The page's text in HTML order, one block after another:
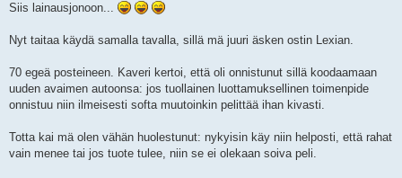
Siis lainausjonoon...
Nyt taitaa käydä samalla tavalla, sillä mä juuri äsken ostin Lexian.
70 egeä posteineen. Kaveri kertoi, että oli onnistunut sillä koodaamaan
uuden avaimen autoonsa: jos tuollainen luottamuksellinen toimenpide
onnistuu niin ilmeisesti softa muutoinkin pelittää ihan kivasti.
Totta kai mä olen vähän huolestunut: nykyisin käy niin helposti, että rahat
vain menee tai jos tuote tulee, niin se ei olekaan soiva peli.